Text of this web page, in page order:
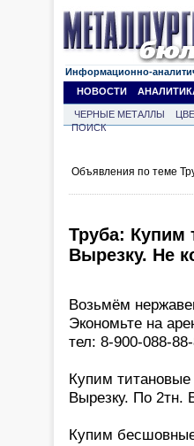
Информационно-
НОВОСТИ
ЧЕРНЫЕ МЕТАЛЛЫ
ПОИСК
Объявления по теме
Труба: Купим
Вырезку. Не
Возьмём
Экономьте на
тел: 8-900-088-
Купим
Вырезку. По 2тн.
Купим